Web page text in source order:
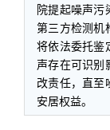
院提起噪声污
第三方检测机
将依法委托鉴
声存在可识别
改责任，直至
安居权益。